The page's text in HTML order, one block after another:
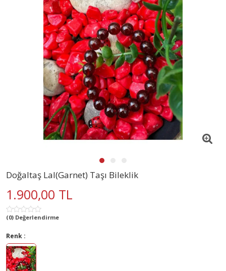
Doğaltaş Lal(Garnet) Taşı Bileklik
1.900,00 TL
(0) Değerlendirme
Renk :